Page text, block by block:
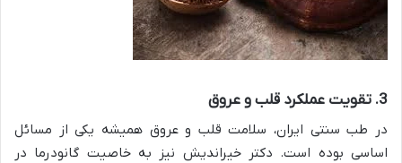
3. تقویت عملکرد قلب و عروق
در طب سنتی ایران، سلامت قلب و عروق همیشه یکی از مسائل
اساسی بوده است. دکتر خیراندیش نیز به خاصیت گانودرما در